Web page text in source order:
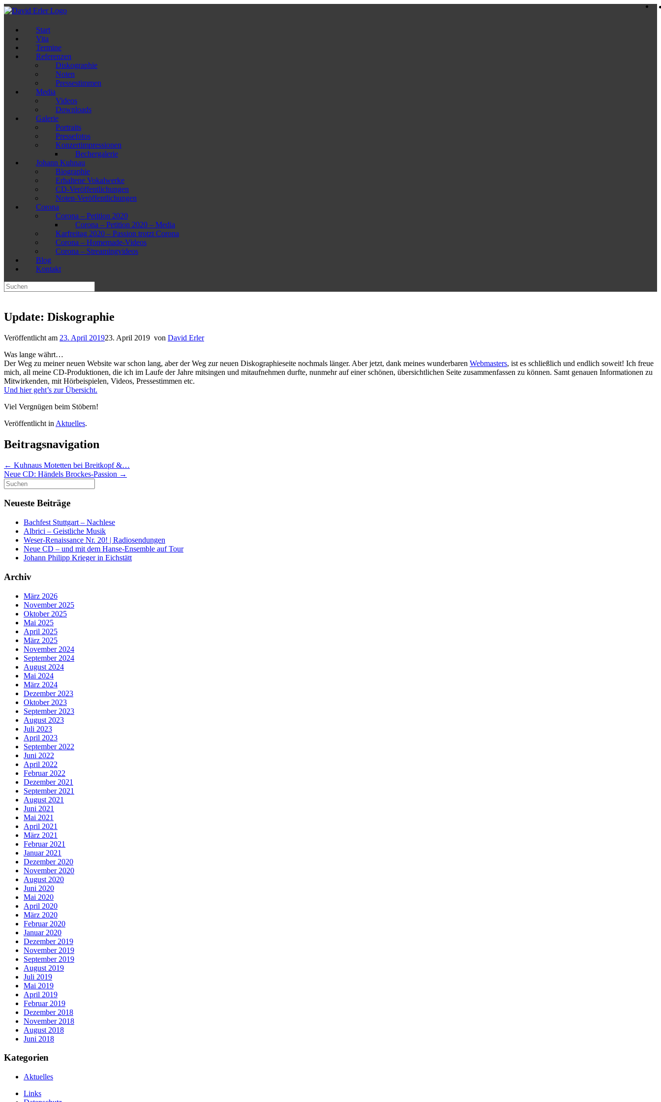
Zum
Inhalt
Start
Vita
Termine
Referenzen
Diskographie
Noten
Pressestimmen
Media
Videos
Downloads
Galerie
Portraits
Pressefotos
Konzertimpressionen
Bechergalerie
Johann Kuhnau
Biographie
Erhaltene Vokalwerke
CD-Veröffentlichungen
Noten-Veröffentlichungen
Corona
Corona – Petition 2020
Corona – Petition 2020 – Media
Karfreitag 2020 – Passion trotzt Corona
Corona – Homemade-Videos
Corona – Streamingvideos
Blog
Kontakt
Suchen
nach:
Update: Diskographie
Veröffentlicht am 23. April 201923. April 2019 von David Erler
Was lange währt…
Der Weg zu meiner neuen Website war schon lang, aber der Weg zur neuen Diskographieseite nochmals länger. Aber jetzt, dank meines wunderbaren Webmasters, ist es schließlich und endlich soweit! Ich freue
mich, all meine CD-Produktionen, die ich im Laufe der Jahre mitsingen und mitaufnehmen durfte, nunmehr auf einer schönen, übersichtlichen Seite zusammenfassen zu können. Samt genauen Informationen zu
Mitwirkenden, mit Hörbeispielen, Videos, Pressestimmen etc.
Und hier geht’s zur Übersicht.
Viel Vergnügen beim Stöbern!
Veröffentlicht in Aktuelles.
Beitragsnavigation
← Kuhnaus Motetten bei Breitkopf &…
Neue CD: Händels Brockes-Passion →
Suchen
nach:
Neueste Beiträge
Bachfest Stuttgart – Nachlese
Albrici – Geistliche Musik
Weser-Renaissance Nr. 20! | Radiosendungen
Neue CD – und mit dem Hanse-Ensemble auf Tour
Johann Philipp Krieger in Eichstätt
Archiv
März 2026
November 2025
Oktober 2025
Mai 2025
April 2025
März 2025
November 2024
September 2024
August 2024
Mai 2024
März 2024
Dezember 2023
Oktober 2023
September 2023
August 2023
Juli 2023
April 2023
September 2022
Juni 2022
April 2022
Februar 2022
Dezember 2021
September 2021
August 2021
Juni 2021
Mai 2021
April 2021
März 2021
Februar 2021
Januar 2021
Dezember 2020
November 2020
August 2020
Juni 2020
Mai 2020
April 2020
März 2020
Februar 2020
Januar 2020
Dezember 2019
November 2019
September 2019
August 2019
Juli 2019
Mai 2019
April 2019
Februar 2019
Dezember 2018
November 2018
August 2018
Juni 2018
Kategorien
Aktuelles
Links